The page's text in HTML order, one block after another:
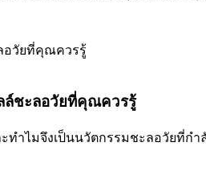
ล์ชะลอวัยที่คุณควรรู้
ทำไมจึงเป็นนวัตกรรมชะลอวัยที่ก